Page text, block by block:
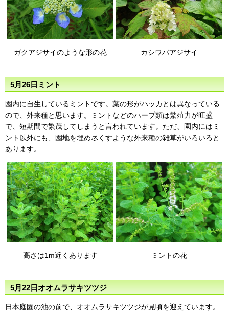
ガクアジサイのような形の花 カシワバアジサイ
5月26日ミント
園内に自生しているミントです。葉の形がハッカとは異なっている
ので、外来種と思います。ミントなどのハーブ類は繁殖力が旺盛
で、短期間で繁茂してしまうと言われています。ただ、園内にはミ
ント以外にも、園地を埋め尽くすような外来種の雑草がいろいろと
あります。
高さは1m近くあります ミントの花
5月22日オオムラサキツツジ
日本庭園の池の前で、オオムラサキツツジが見頃を迎えています。